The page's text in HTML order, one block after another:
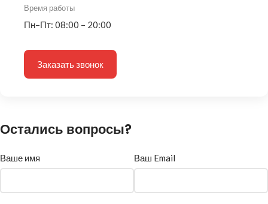
Время работы
Пн–Пт: 08:00 – 20:00
Заказать звонок
Остались вопросы?
Ваше имя Ваш Email